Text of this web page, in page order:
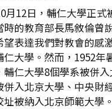
月12日，輔仁大學正式
時的教育部長馬敘倫曾
望表達我們對教會的感
仁大學。然而，1952年
輔仁大學8個學系被併
併入北京大學、中央財
被納入北京師範大學。